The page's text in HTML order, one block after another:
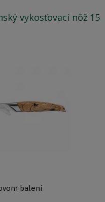
vykosťovací nôž 15
balení